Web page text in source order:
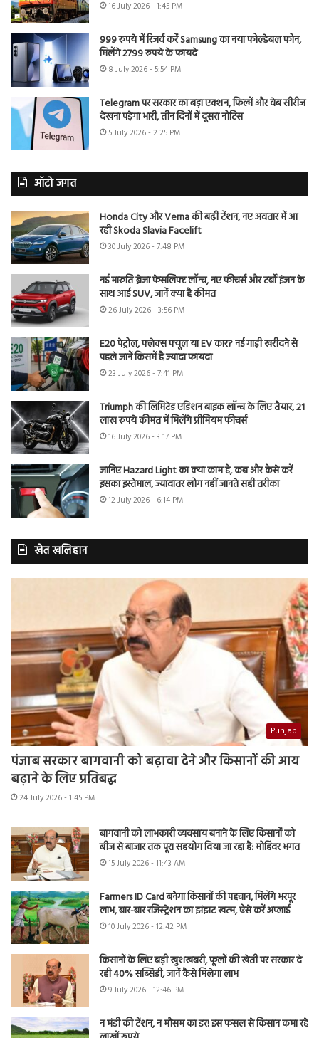
16 July 2026 - 1:45 PM
999 रुपये में रिजर्व करें Samsung का नया फोल्डेबल फोन,
मिलेंगे 2799 रुपये के फायदे
8 July 2026 - 5:54 PM
Telegram पर सरकार का बड़ा एक्शन, फिल्में और वेब सीरीज
देखना पड़ेगा भारी, तीन दिनों में दूसरा नोटिस
5 July 2026 - 2:25 PM
ऑटो जगत
Honda City और Verna की बढ़ी टेंशन, नए अवतार में आ
रही Skoda Slavia Facelift
30 July 2026 - 7:48 PM
नई मारुति ब्रेजा फेसलिफ्ट लॉन्च, नए फीचर्स और टर्बो इंजन के
साथ आई SUV, जानें क्या है कीमत
26 July 2026 - 3:56 PM
E20 पेट्रोल, फ्लेक्स फ्यूल या EV कार? नई गाड़ी खरीदने से
पहले जानें किसमें है ज्यादा फायदा
23 July 2026 - 7:41 PM
Triumph की लिमिटेड एडिशन बाइक लॉन्च के लिए तैयार, 21
लाख रुपये कीमत में मिलेंगे प्रीमियम फीचर्स
16 July 2026 - 3:17 PM
जानिए Hazard Light का क्या काम है, कब और कैसे करें
इसका इस्तेमाल, ज्यादातर लोग नहीं जानते सही तरीका
12 July 2026 - 6:14 PM
खेत खलिहान
Punjab
पंजाब सरकार बागवानी को बढ़ावा देने और किसानों की आय
बढ़ाने के लिए प्रतिबद्ध
24 July 2026 - 1:45 PM
बागवानी को लाभकारी व्यवसाय बनाने के लिए किसानों को
बीज से बाजार तक पूरा सहयोग दिया जा रहा है: मोहिंदर भगत
15 July 2026 - 11:43 AM
Farmers ID Card बनेगा किसानों की पहचान, मिलेंगे भरपूर
लाभ, बार-बार रजिस्ट्रेशन का झंझट खत्म, ऐसे करें अप्लाई
10 July 2026 - 12:42 PM
किसानों के लिए बड़ी खुशखबरी, फूलों की खेती पर सरकार दे
रही 40% सब्सिडी, जानें कैसे मिलेगा लाभ
9 July 2026 - 12:46 PM
न मंडी की टेंशन, न मौसम का डर! इस फसल से किसान कमा रहे